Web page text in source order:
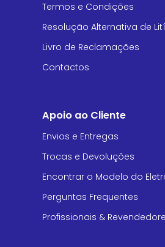
Termos e Condições
Resolução Alternativa de
Livro de Reclamações
Contactos
Apoio ao Cliente
Envios e Entregas
Trocas e Devoluções
Encontrar o Modelo do
Perguntas Frequentes
Profissionais &